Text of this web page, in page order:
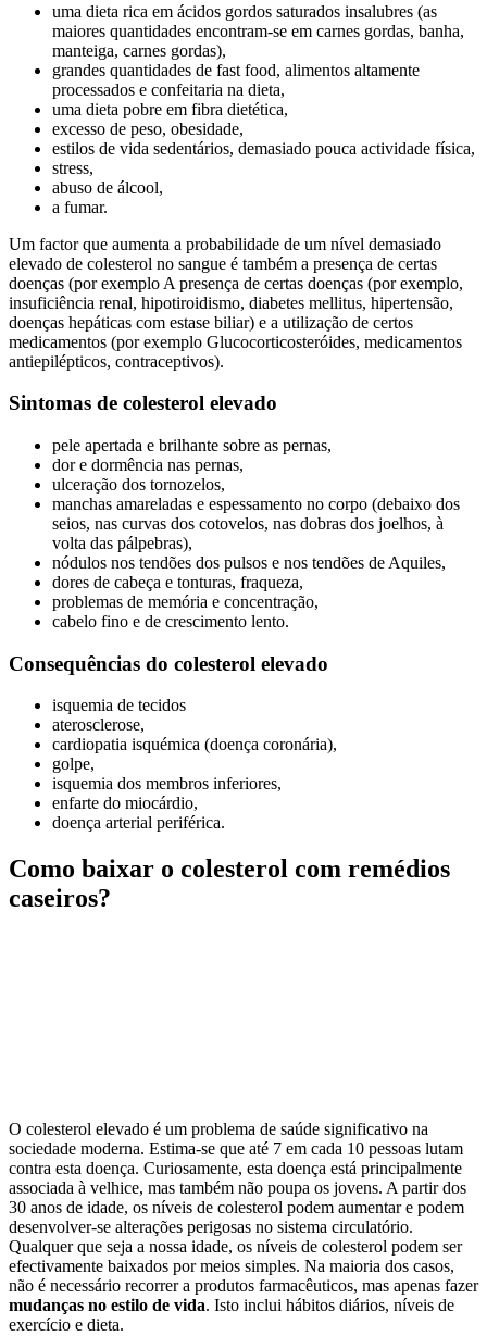
uma dieta rica em ácidos gordos saturados insalubres (as
maiores quantidades encontram-se em carnes gordas, banha,
manteiga, carnes gordas),
grandes quantidades de fast food, alimentos altamente
processados e confeitaria na dieta,
uma dieta pobre em fibra dietética,
excesso de peso, obesidade,
estilos de vida sedentários, demasiado pouca actividade física,
stress,
abuso de álcool,
a fumar.
Um factor que aumenta a probabilidade de um nível demasiado
elevado de colesterol no sangue é também a presença de certas
doenças (por exemplo A presença de certas doenças (por exemplo,
insuficiência renal, hipotiroidismo, diabetes mellitus, hipertensão,
doenças hepáticas com estase biliar) e a utilização de certos
medicamentos (por exemplo Glucocorticosteróides, medicamentos
antiepilépticos, contraceptivos).
Sintomas de colesterol elevado
pele apertada e brilhante sobre as pernas,
dor e dormência nas pernas,
ulceração dos tornozelos,
manchas amareladas e espessamento no corpo (debaixo dos
seios, nas curvas dos cotovelos, nas dobras dos joelhos, à
volta das pálpebras),
nódulos nos tendões dos pulsos e nos tendões de Aquiles,
dores de cabeça e tonturas, fraqueza,
problemas de memória e concentração,
cabelo fino e de crescimento lento.
Consequências do colesterol elevado
isquemia de tecidos
aterosclerose,
cardiopatia isquémica (doença coronária),
golpe,
isquemia dos membros inferiores,
enfarte do miocárdio,
doença arterial periférica.
Como baixar o colesterol com remédios
caseiros?
O colesterol elevado é um problema de saúde significativo na
sociedade moderna. Estima-se que até 7 em cada 10 pessoas lutam
contra esta doença. Curiosamente, esta doença está principalmente
associada à velhice, mas também não poupa os jovens. A partir dos
30 anos de idade, os níveis de colesterol podem aumentar e podem
desenvolver-se alterações perigosas no sistema circulatório.
Qualquer que seja a nossa idade, os níveis de colesterol podem ser
efectivamente baixados por meios simples. Na maioria dos casos,
não é necessário recorrer a produtos farmacêuticos, mas apenas fazer
mudanças no estilo de vida. Isto inclui hábitos diários, níveis de
exercício e dieta.